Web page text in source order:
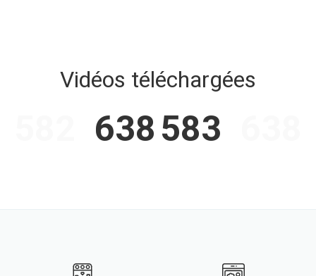
Vidéos téléchargées
638 583